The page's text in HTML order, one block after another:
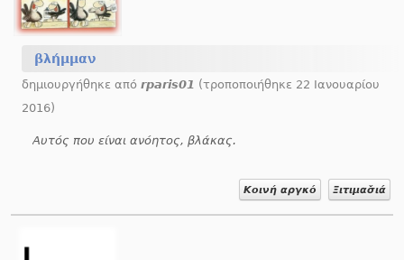
βλήμμαν
δημιουργήθηκε απόrparis01 (τροποποιήθηκε 22 Ιανουαρίου
2016)
Αυτός που είναι ανόητος, βλάκας.
Κοινή αργκό Ξιτιμασ̌ιά